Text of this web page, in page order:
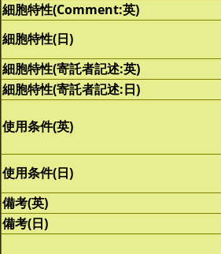
細胞特性(Comment:英)
細胞特性(日)
細胞特性(寄託者記述:英)
細胞特性(寄託者記述:日)
使用条件(英)
使用条件(日)
備考(英)
備考(日)